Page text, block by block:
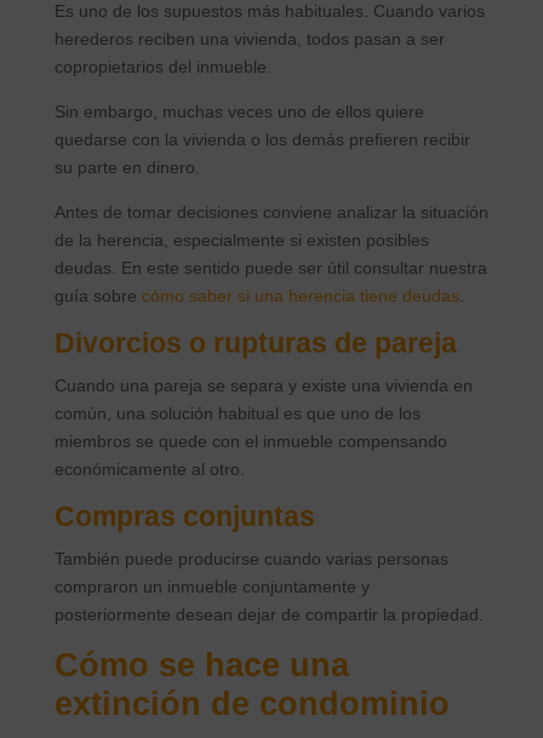
Es uno de los supuestos más habituales. Cuando varios
herederos reciben una vivienda, todos pasan a ser
copropietarios del inmueble.
Sin embargo, muchas veces uno de ellos quiere
quedarse con la vivienda o los demás prefieren recibir
su parte en dinero.
Antes de tomar decisiones conviene analizar la situación
de la herencia, especialmente si existen posibles
deudas. En este sentido puede ser útil consultar nuestra
guía sobre cómo saber si una herencia tiene deudas.
Divorcios o rupturas de pareja
Cuando una pareja se separa y existe una vivienda en
común, una solución habitual es que uno de los
miembros se quede con el inmueble compensando
económicamente al otro.
Compras conjuntas
También puede producirse cuando varias personas
compraron un inmueble conjuntamente y
posteriormente desean dejar de compartir la propiedad.
Cómo se hace una
extinción de condominio